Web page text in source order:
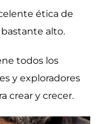
ética de
alto.
todos los
y exploradores
crear y crecer.